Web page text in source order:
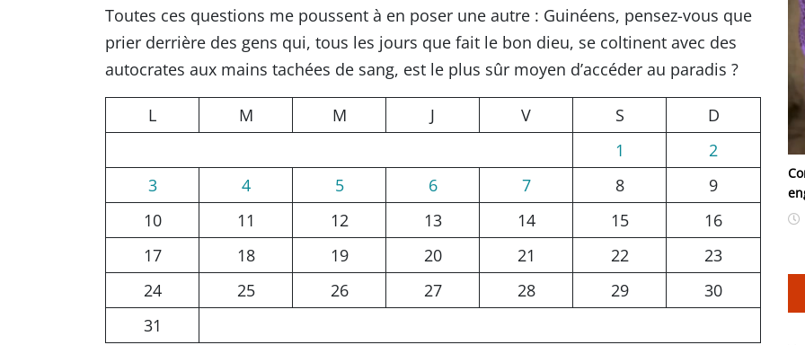
Toutes ces questions me poussent à en poser une autre : Guinéens, pensez-vous que
prier derrière des gens qui, tous les jours que fait le bon dieu, se coltinent avec des
autocrates aux mains tachées de sang, est le plus sûr moyen d’accéder au paradis ?
L M M J V S
D
1
2
3
4 5 6 7 8
9
10
11 12 13 14 15
16
17
18 19 20 21 22
23
24
25 26 27 28 29
30
31